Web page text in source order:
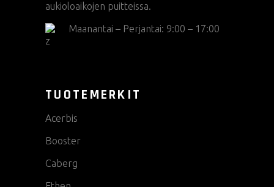
aukioloaikojen puitteissa.
Maanantai – Perjantai: 9:00 – 17:00
TUOTEMERKIT
Acerbis
Booster
Caberg